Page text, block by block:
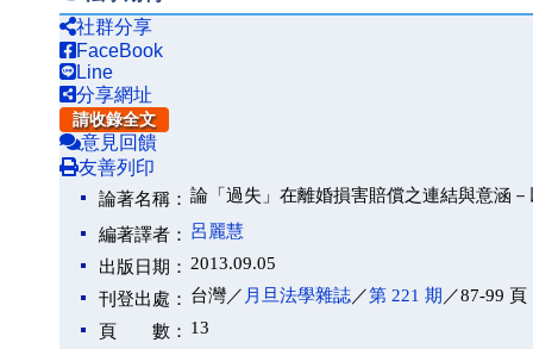
社群分享
FaceBook
Line
分享網址
請收錄全文
意見回饋
友善列印
論著名稱： 論「過失」在離婚損害賠償之連結與意涵
編著譯者： 呂麗慧
出版日期： 2013.09.05
刊登出處： 台灣／ 月旦法學雜誌／第 221 期 ／87-99 頁
頁 數： 13